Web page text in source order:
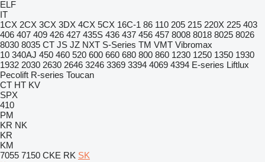
ELF
IT
1CX 2CX 3CX 3DX 4CX 5CX 16C-1 86 110 205 215 220X 225 403
406 407 409 426 427 435S 436 437 456 457 8008 8018 8025 8026
8030 8035 CT JS JZ NXT S-Series TM VMT Vibromax
10 340AJ 450 460 520 600 660 680 800 860 1230 1250 1350 1930
1932 2030 2630 2646 3246 3369 3394 4069 4394 E-series Liftlux
Pecolift R-series Toucan
CT HT KV
SPX
410
PM
KR NK
KR
KM
7055 7150 CKE RK SK